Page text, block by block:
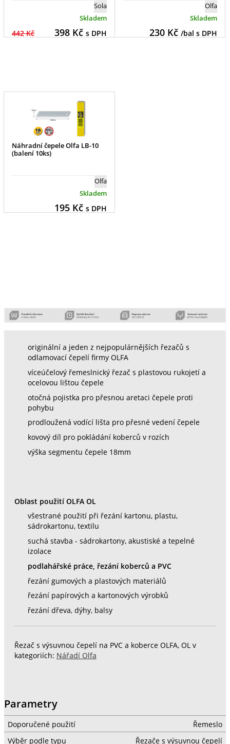
Sola
Skladem
442 Kč 398Kč s DPH
Olfa
Skladem
230Kč /bal s DPH
Náhradní čepele Olfa LB-10
(balení 10ks)
Olfa
Skladem
195Kč s DPH
originální a jeden z nejpopulárnějších řezačů s
odlamovací čepelí firmy OLFA
víceúčelový řemeslnický řezač s plastovou rukojetí a
ocelovou lištou čepele
otočná pojistka pro přesnou aretaci čepele proti
pohybu
prodloužená vodící lišta pro přesné vedení čepele
kovový díl pro pokládání koberců v rozích
výška segmentu čepele 18mm
Oblast použití OLFA OL
všestrané použití při řezání kartonu, plastu,
sádrokartonu, textilu
suchá stavba - sádrokartony, akustiské a tepelné
izolace
podlahářské práce, řezání koberců a PVC
řezání gumových a plastových materiálů
řezání papírových a kartonových výrobků
řezání dřeva, dýhy, balsy
Řezač s výsuvnou čepelí na PVC a koberce OLFA, OL v
kategoriích: Nářadí Olfa
Parametry
Doporučené použití
Řemeslo
Výběr podle typu
Řezače s výsuvnou čepelí